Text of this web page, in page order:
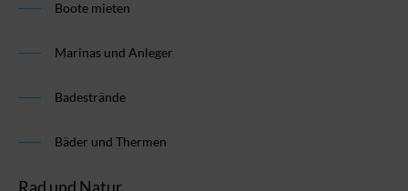
Boote mieten
Marinas und Anleger
Badestrände
Bäder und Thermen
Rad und Natur